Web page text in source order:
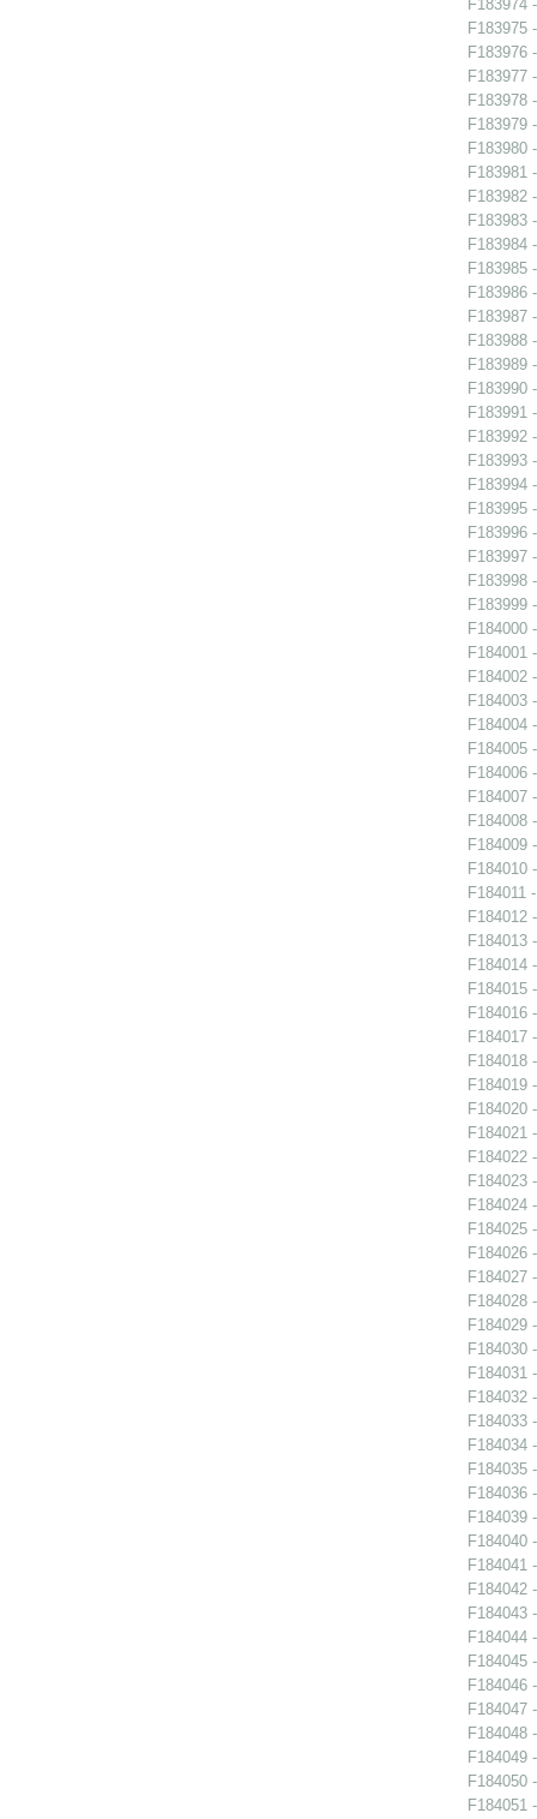
F183974
F183975
F183976
F183977
F183978
F183979
F183980
F183981
F183982
F183983
F183984
F183985
F183986
F183987
F183988
F183989
F183990
F183991
F183992
F183993
F183994
F183995
F183996
F183997
F183998
F183999
F184000
F184001
F184002
F184003
F184004
F184005
F184006
F184007
F184008
F184009
F184010
F184011
F184012
F184013
F184014
F184015
F184016
F184017
F184018
F184019
F184020
F184021
F184022
F184023
F184024
F184025
F184026
F184027
F184028
F184029
F184030
F184031
F184032
F184033
F184034
F184035
F184036
F184039
F184040
F184041
F184042
F184043
F184044
F184045
F184046
F184047
F184048
F184049
F184050
F184051